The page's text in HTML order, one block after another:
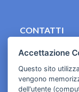
CONTATTI
Cookies e
Accettazione
Questo sito
vengono
dell'utente